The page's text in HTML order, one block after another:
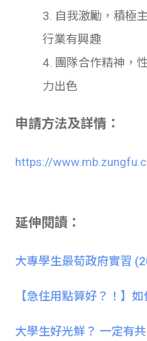
3. 自我激勵，積極
行業有興趣
4. 團隊合作精神，
力出色
申請方法及詳情：
https://
延伸閱讀：
大專學生最荀政府實習
【急住用點算好？！】
大學生好光鮮？ 一定有